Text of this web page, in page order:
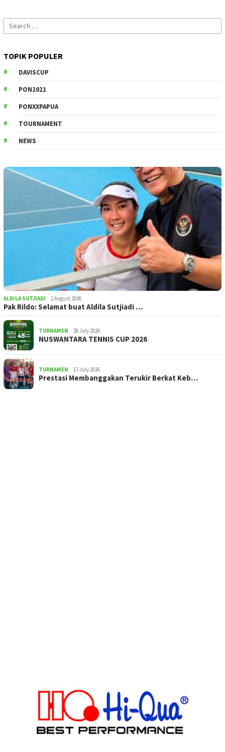
Search
for:
TOPIK POPULER
DAVISCUP
PON2021
PONXXPAPUA
TOURNAMENT
NEWS
ALDILA SUTJIADI 2 August 2026
Pak Rildo: Selamat buat Aldila Sutjiadi …
TURNAMEN 28 July 2026
NUSWANTARA TENNIS CUP 2026
TURNAMEN 17 July 2026
Prestasi Membanggakan Terukir Berkat Keb…